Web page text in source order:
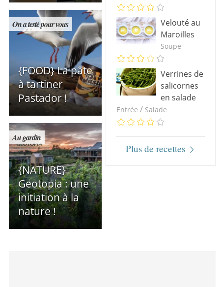
On a testé pour vous
{FOOD} La pâte
à tartiner
Pastador !
Au gardin
{NATURE}
Geotopia : une
initiation à la
nature !
Velouté au
Maroilles
Soupe
Verrines de
salicornes
en salade
Entrée / Salade
Plus de recettes